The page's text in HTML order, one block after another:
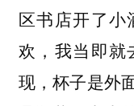
区书店开了
欢，我当即就
现，杯子是外